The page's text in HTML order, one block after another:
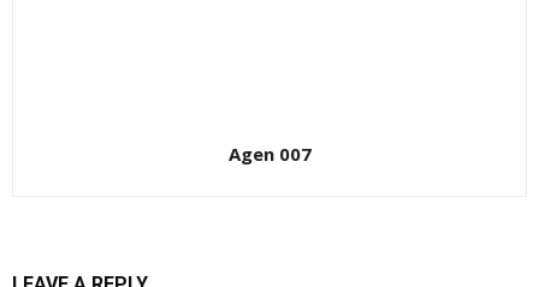
Agen 007